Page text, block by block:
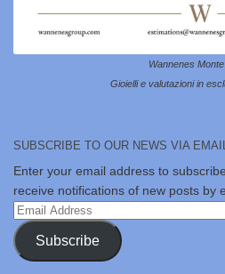
Wannenes
Gioielli e valutazioni in
SUBSCRIBE TO OUR NEWS VIA
Enter your email address to
receive notifications of new posts by
Email
Address
Subscribe